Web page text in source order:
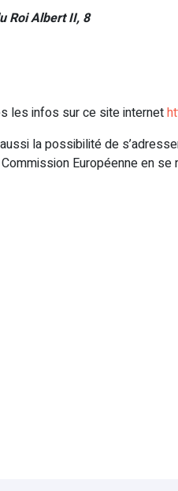
Roi Albert II, 8
les infos sur ce site internet
la possibilité de
Européenne en se